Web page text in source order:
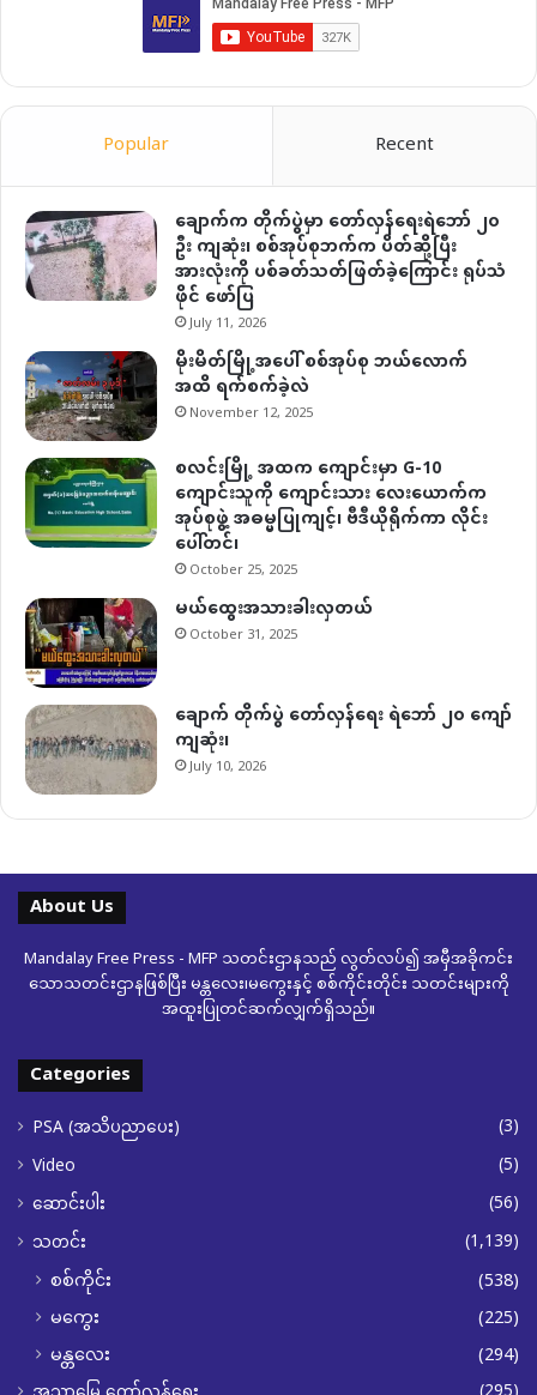
Popular Recent
ချောက်က တိုက်ပွဲမှာ တော်လှန်ရေးရဲဘော် ၂၀
ဦး ကျဆုံး၊ စစ်အုပ်စုဘက်က ပိတ်ဆို့ပြီး
အားလုံးကို ပစ်ခတ်သတ်ဖြတ်ခဲ့ကြောင်း ရုပ်သံ
ဖိုင် ဖော်ပြ
July 11, 2026
မိုးမိတ်မြို့အပေါ် စစ်အုပ်စု ဘယ်လောက်
အထိ ရက်စက်ခဲ့လဲ
November 12, 2025
စလင်းမြို့ အထက ကျောင်းမှာ G-10
ကျောင်းသူကို ကျောင်းသား လေးယောက်က
အုပ်စုဖွဲ့ အဓမ္မပြုကျင့်၊ ဗီဒီယိုရိုက်ကာ လိုင်း
ပေါ်တင်၊
October 25, 2025
မယ်ထွေးအသားခါးလှတယ်
October 31, 2025
ချောက် တိုက်ပွဲ တော်လှန်ရေး ရဲဘော် ၂၀ ကျော်
ကျဆုံး၊
July 10, 2026
About Us
Mandalay Free Press - MFP သတင်းဌာနသည် လွတ်လပ်၍ အမှီအခိုကင်း
သောသတင်းဌာနဖြစ်ပြီး မန္တလေး၊မကွေးနှင့် စစ်ကိုင်းတိုင်း သတင်းများကို
အထူးပြုတင်ဆက်လျှက်ရှိသည်။
Categories
PSA (အသိပညာပေး)
(3)
Video
(5)
ဆောင်းပါး
(56)
သတင်း
(1,139)
စစ်ကိုင်း
(538)
မကွေး
(225)
မန္တလေး
(294)